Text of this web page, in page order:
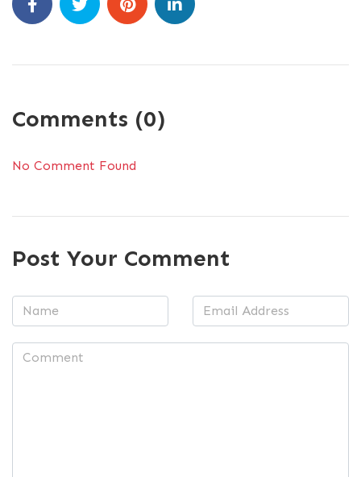
Comments (0)
No Comment Found
Post Your Comment